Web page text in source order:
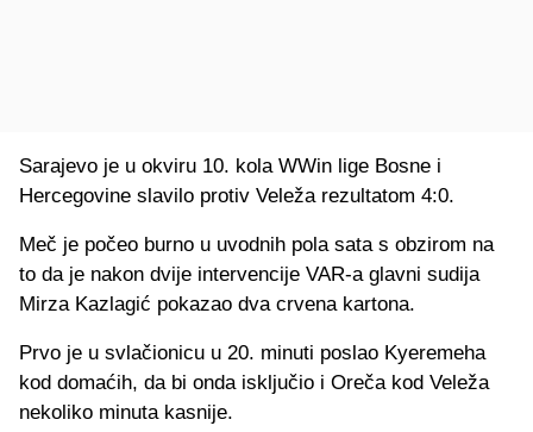
Sarajevo je u okviru 10. kola WWin lige Bosne i
Hercegovine slavilo protiv Veleža rezultatom 4:0.
Meč je počeo burno u uvodnih pola sata s obzirom na
to da je nakon dvije intervencije VAR-a glavni sudija
Mirza Kazlagić pokazao dva crvena kartona.
Prvo je u svlačionicu u 20. minuti poslao Kyeremeha
kod domaćih, da bi onda isključio i Oreča kod Veleža
nekoliko minuta kasnije.